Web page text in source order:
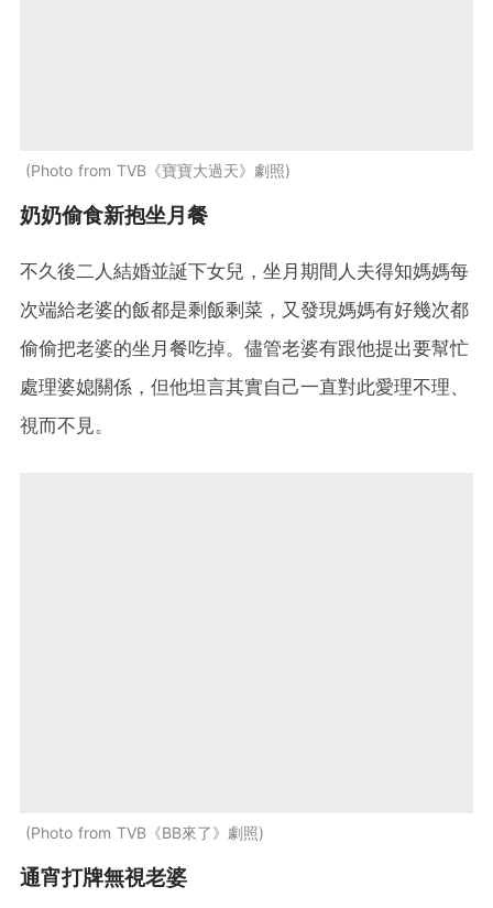
Photo from TVB《寶寶大過天》劇照
奶奶偷食新抱坐月餐
不久後二人結婚並誕下女兒，坐月期間人夫得知媽媽每
次端給老婆的飯都是剩飯剩菜，又發現媽媽有好幾次都
偷偷把老婆的坐月餐吃掉。儘管老婆有跟他提出要幫忙
處理婆媳關係，但他坦言其實自己一直對此愛理不理、
視而不見。
Photo from TVB《BB來了》劇照
通宵打牌無視老婆